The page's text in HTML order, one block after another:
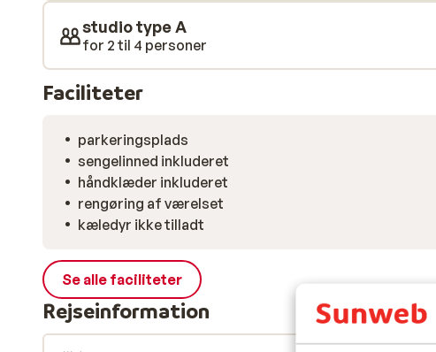
studio type A
for 2 til 4 personer
Faciliteter
parkeringsplads
sengelinned inkluderet
håndklæder inkluderet
rengøring af værelset
kæledyr ikke tilladt
Se alle faciliteter
Rejseinformation